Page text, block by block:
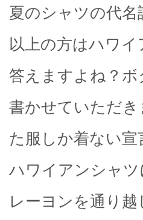
夏のシャツの代
以上の方はハワ
答えますよね？
書かせていただ
た服しか着ない
ハワイアンシャ
レーヨンを通り